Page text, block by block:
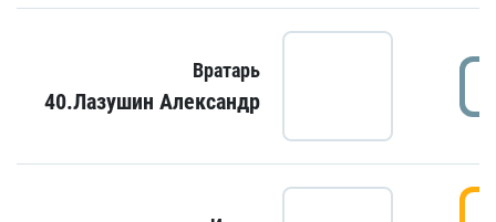
Вратарь
40.Лазушин Александр